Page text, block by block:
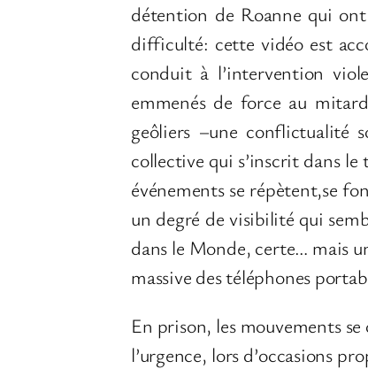
détention de Roanne qui
difficulté: cette vidéo est
conduit à l’intervention
emmenés de force au
geôliers –une conflictualité
collective qui s’inscrit dans le
événements se répètent,se
un degré de visibilité qui
dans le Monde, certe… mais
massive des téléphones
En prison, les mouvements
l’urgence, lors d’occasions